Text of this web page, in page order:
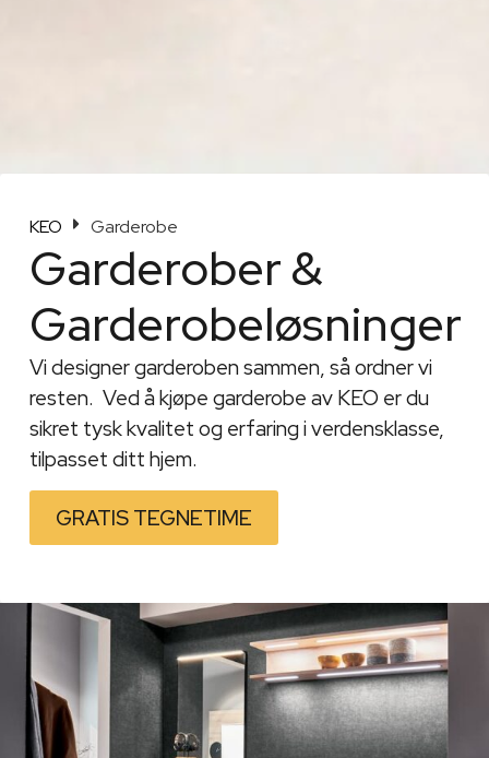
KEO Garderobe
Garderober &
Garderobeløsninger
Vi designer garderoben sammen, så ordner vi
resten. Ved å kjøpe garderobe av KEO er du
sikret tysk kvalitet og erfaring i verdensklasse,
tilpasset ditt hjem.
GRATIS TEGNETIME